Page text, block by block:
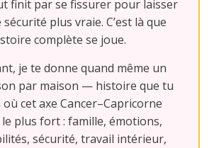
finit par se fissurer pour laisser
plus vraie. C’est là que
complète se joue.
je te donne quand même un
par maison — histoire que tu
où cet axe Cancer–Capricorne
le plus fort : famille, émotions,
sécurité, travail intérieur,